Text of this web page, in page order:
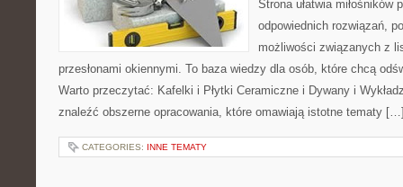
Strona ułatwia miłośników
odpowiednich rozwiązań,
możliwości związanych z
przesłonami okiennymi. To baza wiedzy dla osób, które chcą
Warto przeczytać: Kafelki i Płytki Ceramiczne i Dywany i
znaleźć obszerne opracowania, które omawiają istotne tematy
CATEGORIES: INNE TEMATY